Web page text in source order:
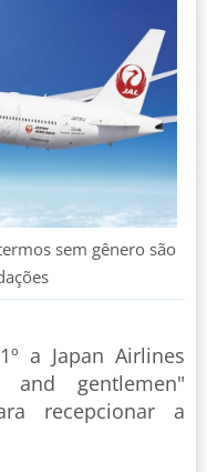
sem gênero são
a Japan Airlines
gentlemen"
recepcionar a